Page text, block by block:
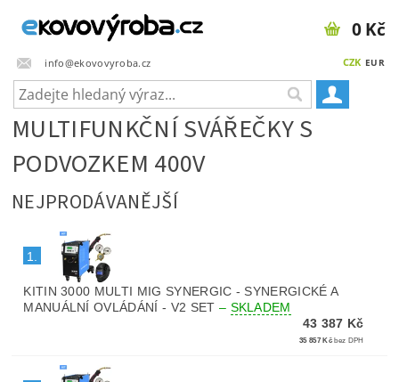
info@ekovovyroba.cz CZK EUR
0 Kč
MULTIFUNKČNÍ SVÁŘEČKY S
PODVOZKEM 400V
NEJPRODÁVANĚJŠÍ
1.
KITIN 3000 MULTI MIG SYNERGIC - SYNERGICKÉ A
MANUÁLNÍ OVLÁDÁNÍ - V2 SET – SKLADEM
43 387 Kč
35 857 Kč bez DPH